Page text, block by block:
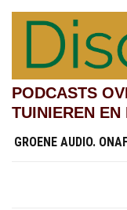
PODCASTS
TUINIEREN EN
GROENE AUDIO.